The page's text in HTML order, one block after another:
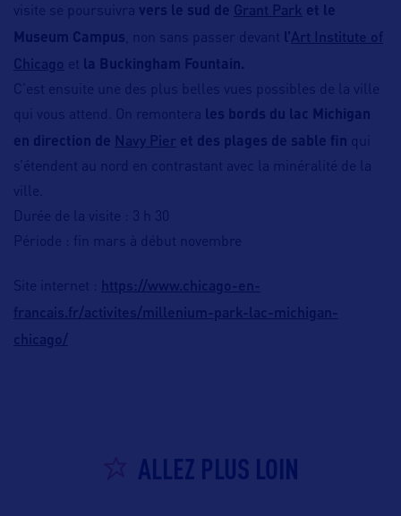
visite se poursuivra vers le sud de Grant Park et le
Museum Campus , non sans passer devant
Art Institute of
Chicago et
la Buckingham Fountain.
C’est ensuite une des plus belles vues possibles de la ville
qui vous attend. On remontera
les bords du lac Michigan
en direction de Navy Pier et des plages de sable fin qui
s’étendent au nord en contrastant avec la minéralité de la
ville.
Durée de la visite : 3 h 30
Période : fin mars à début novembre
Site internet : https://www.chicago-en-
francais.fr/activites/millenium-park-lac-michigan-
chicago/
ALLEZ PLUS LOIN